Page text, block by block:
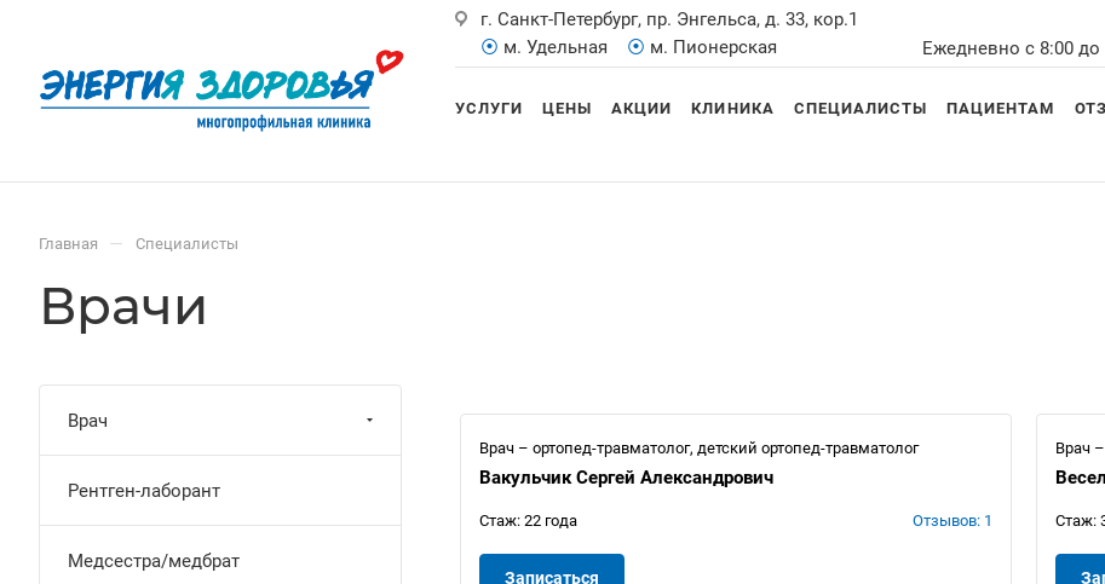
г. Санкт-Петербург, пр. Энгельса, д. 33, кор.1
⦿ м. Удельная ⦿ м. Пионерская Ежедневно с 8:00 до
УСЛУГИ ЦЕНЫ АКЦИИ КЛИНИКА СПЕЦИАЛИСТЫ ПАЦИЕНТАМ
Главная — Специалисты
Врачи
Врач – ортопед-травматолог, детский ортопед-травматолог
Вакульчик Сергей Александрович
Стаж: 22 года Отзывов: 1
Записаться
Врач
Стаж:
Врач
Рентген-лаборант
Медсестра/медбрат